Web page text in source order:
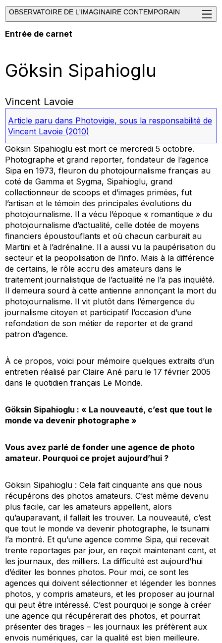
OBSERVATOIRE DE L'IMAGINAIRE CONTEMPORAIN
Entrée de carnet
Göksin Sipahioglu
Vincent Lavoie
Article paru dans Photovigie, sous la responsabilité de
Vincent Lavoie (2010)
Göksin Sipahioglu est mort ce mercredi 5 octobre.
Photographe et grand reporter, fondateur de l’agence
Sipa en 1973, fleuron du photojournalisme français au
coté de Gamma et Sygma, Sipahioglu, grand
collectionneur de scoops et d’images primées, fut
l’artisan et le témoin des principales évolutions du
photojournalisme. Il a vécu l’époque « romantique » du
photojournalisme d’actualité, celle dotée de moyens
financiers époustouflants et où chacun carburait au
Martini et à l’adrénaline. Il a aussi vu la paupérisation du
secteur et la peopolisation de l’info. Mais à la différence
de certains, le rôle accru des amateurs dans le
traitement journalistique de l’actualité ne l’a pas inquiété.
Il demeura sourd à cette antienne annonçant la mort du
photojournalisme. Il vit plutôt dans l’émergence du
journalisme citoyen et participatif l’occasion d’une
refondation de son métier de reporter et de grand
patron d’agence.
À ce propos, voici pour mémoire quelques extraits d’un
entretien réalisé par Claire Ané paru le 17 février 2005
dans le quotidien français Le Monde.
Göksin Sipahioglu : « La nouveauté, c’est que tout le
monde va devenir photographe »
Vous avez parlé de fonder une agence de photo
amateur. Pourquoi ce projet aujourd’hui ?
Göksin Sipahioglu : Cela fait cinquante ans que nous
récupérons des photos amateurs. C’est même devenu
plus facile, car les amateurs appellent, alors
qu’auparavant, il fallait les trouver. La nouveauté, c’est
que tout le monde va devenir photographe, le tsunami
l’a montré. Et qu’une agence comme Sipa, qui recevait
trente reportages par jour, en reçoit maintenant cent, et
les journaux, des milliers. La difficulté est aujourd’hui
d’éditer les bonnes photos. Pour moi, ce sont les
agences qui doivent sélectionner et légender les bonnes
photos, y compris amateurs, et les proposer au journal
qui peut être intéressé. C’est pourquoi je songe à créer
une agence qui récupérerait des photos, et pourrait
présenter des tirages – les journaux les préfèrent aux
envois numériques, car la qualité est bien meilleure.